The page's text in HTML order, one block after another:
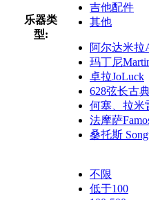
乐器类
型:
吉他配件
其他
阿尔达米拉
玛丁尼
卓拉JoLuck
628弦长古
何塞、拉米
法摩萨
桑托斯
不限
低于100